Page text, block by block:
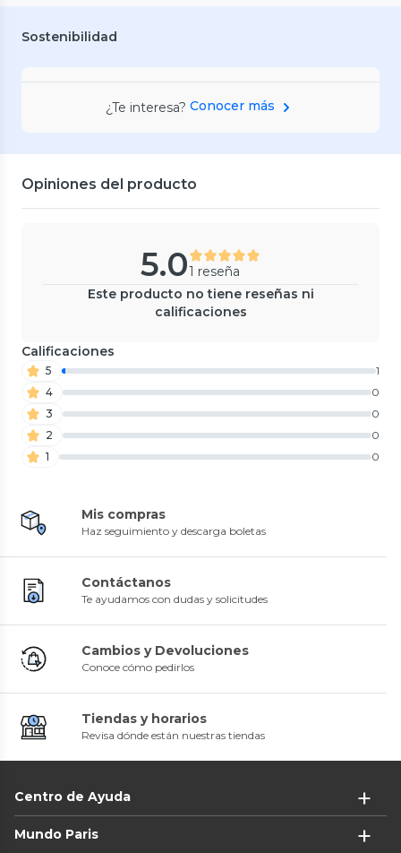
Sostenibilidad
¿Te interesa? Conocer más
Opiniones del producto
5.01 reseña
Este producto no tiene reseñas ni
calificaciones
Calificaciones
5
1
4
0
3
0
2
0
1
0
Mis compras
Haz seguimiento y descarga boletas
Contáctanos
Te ayudamos con dudas y solicitudes
Cambios y Devoluciones
Conoce cómo pedirlos
Tiendas y horarios
Revisa dónde están nuestras tiendas
Centro de Ayuda
Mundo Paris